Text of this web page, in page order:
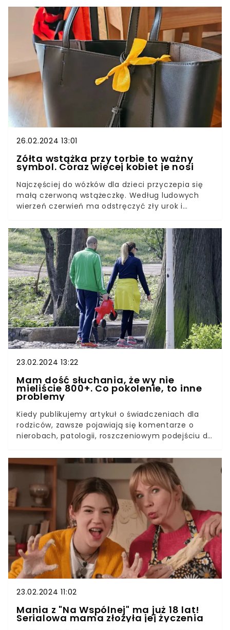
jest po prostu bardzo trudne.A nawet jeśli się
przełamią, mogą mieć problem z nawiązaniem
rozmowy i nie potrafią odnaleźć się w nowym
towarzystwie. Dla maluchów to duży stres, a
rodzicom, którzy słyszą: "nikt nie chce się ze mną
bawić", łamie się serce. Na szczęście jest kilka
sposobów, jak pomóc dziecku.
26.02.2024 13:01
Żółta wstążka przy torbie to ważny
symbol. Coraz więcej kobiet je nosi
Najczęściej do wózków dla dzieci przyczepia się
małą czerwoną wstążeczkę. Według ludowych
wierzeń czerwień ma odstręczyć zły urok i
przy torbach na pieluchy i na rączkach wózków
można znaleźć inne wstążki.Warto wiedzieć co
oznaczają, bo to bardzo istotne dla matek.
Kolorowa wstążka przy torbie lub wózku jest
ważnym symbolem.
23.02.2024 13:22
Mam dość słuchania, że wy nie
mieliście 800+. Co pokolenie, to inne
problemy
Kiedy publikujemy artykuł o świadczeniach dla
rodziców, zawsze pojawiają się komentarze o
nierobach, patologii, roszczeniowym podejściu do
musieliśmy dzieci wychować". Jako matka -
Millenials coś wam powiem, co niektórych może
mocno zaskoczyć - my też sami wychowujemy
nasze dzieci.Świadczenie z programu 800+ działa
na ludzi jak płachta na byka. Bezdzietni mają do
nas żal, że "zrzucają się" na nasze dzieci, ci, którzy
mają dorosłe pociechy, utrzymują, że się nad
sobą użalamy. Ani jedno, ani drugie nie jest
prawdą. Dziś biorę w obronę dzietnych,
przeciętnych, próbujących żyć normalnie, którzy
- i to może was zaskoczyć - nie sięgają do
niczyjej kieszeni.
23.02.2024 11:02
Mania z "Na Wspólnej" ma już 18 lat!
Serialowa mama złożyła jej życzenia